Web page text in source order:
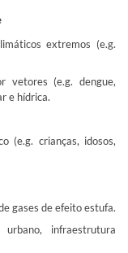
extremos (e.g.
vetores (e.g. dengue,
e hídrica.
(e.g. crianças, idosos,
gases de efeito estufa.
infraestrutura